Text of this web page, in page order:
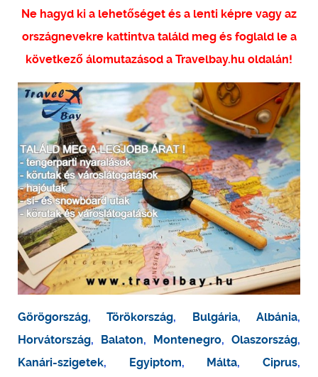
Ne hagyd ki a lehetőséget és a lenti képre vagy az
országnevekre kattintva találd meg és foglald le a
következő álomutazásod a Travelbay.hu oldalán!
Görögország,Törökország, Bulgária,Albánia,
Horvátország, Balaton, Montenegro, Olaszország,
Kanári-szigetek, Egyiptom, Málta,Ciprus,